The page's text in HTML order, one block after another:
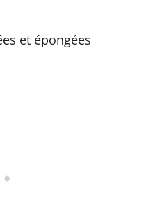
et épongées